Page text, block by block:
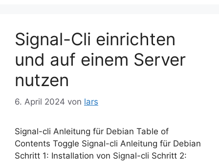
Signal-Cli einrichten
und auf einem Server
nutzen
6. April 2024 von lars
Signal-cli Anleitung für Debian Table of
Contents Toggle Signal-cli Anleitung für Debian
Schritt 1: Installation von Signal-cli Schritt 2: